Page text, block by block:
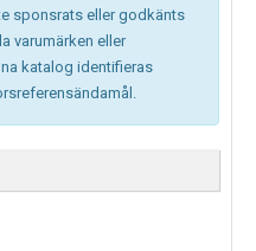
sponsrats eller godkänts
varumärken eller
katalog identifieras